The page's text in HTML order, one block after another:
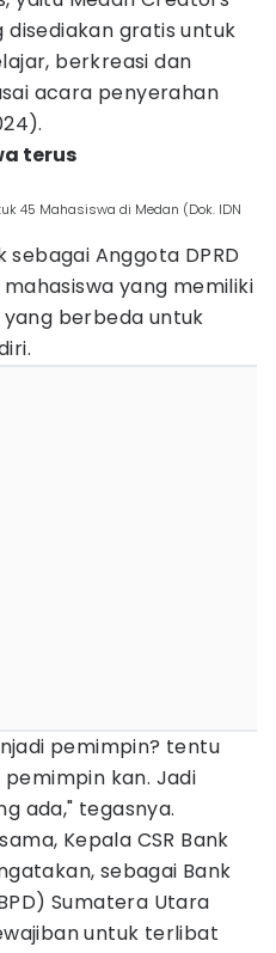
disediakan gratis untuk
berkreasi dan
acara penyerahan
terus
45 Mahasiswa di Medan (Dok. IDN
sebagai Anggota DPRD
yang memiliki
berbeda untuk
pemimpin? tentu
kan. Jadi
ada," tegasnya.
Kepala CSR Bank
sebagai Bank
Sumatera Utara
untuk terlibat